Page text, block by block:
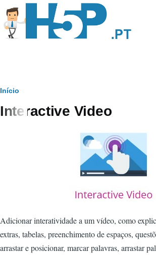
Passar para o conteúdo principal
Navegação
estrutural
Início
Interactive Video
Adicionar interatividade a um vídeo, como
extras, tabelas, preenchimento de espaços,
arrastar e posicionar, marcar palavras, arrastar